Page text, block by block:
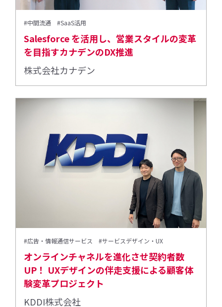
#中間流通 #SaaS活用
Salesforce を活用し、営業スタイルの変革
を目指すカナデンのDX推進
株式会社カナデン
#広告・情報通信サービス #サービスデザイン・UX
オンラインチャネルを進化させ契約者数
UP！ UXデザインの伴走支援による顧客体
験変革プロジェクト
KDDI株式会社